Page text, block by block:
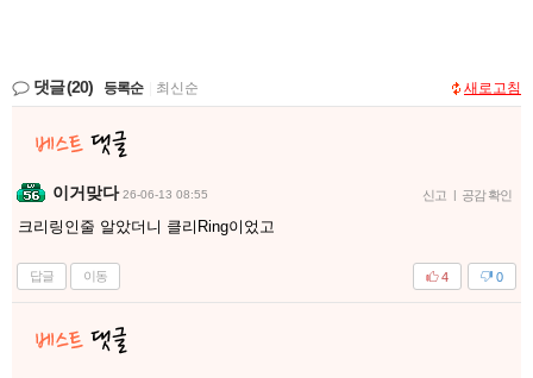
댓글(20) 등록순 최신순 새로고침
이거맞다 26-06-13 08:55 신고 공감 확인
크리링인줄 알았더니 클리Ring이었고
답글 이동 0
4